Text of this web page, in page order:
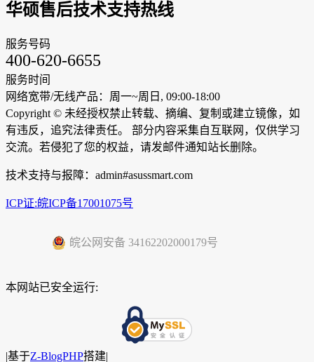
华硕售后技术支持热线
服务号码
400-620-6655
服务时间
网络宽带/无线产品：周一~周日, 09:00-18:00
Copyright © 未经授权禁止转载、摘编、复制或建立镜像，如
有违反，追究法律责任。 部分内容采集自互联网，仅供学习
交流。若侵犯了您的权益，请发邮件通知站长删除。
技术支持与报障：admin#asussmart.com
ICP证:皖ICP备17001075号
皖公网安备 34162202000179号
本网站已安全运行:
|基于Z-BlogPHP搭建|